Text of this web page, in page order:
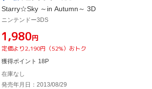
Starry☆Sky ～in Autumn～ 3D
ニンテンドー3DS
¥1,980円
定価より2,190円（52%）おトク
獲得ポイント 18P
在庫なし
発売年月日：2013/08/29